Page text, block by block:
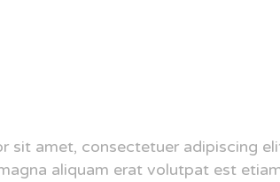
sit amet, consectetuer adipiscing
aliquam erat volutpat est